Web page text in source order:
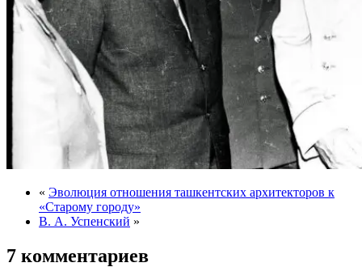
« Эволюция отношения ташкентских архитекторов к
«Старому городу»
В. А. Успенский »
7 комментариев